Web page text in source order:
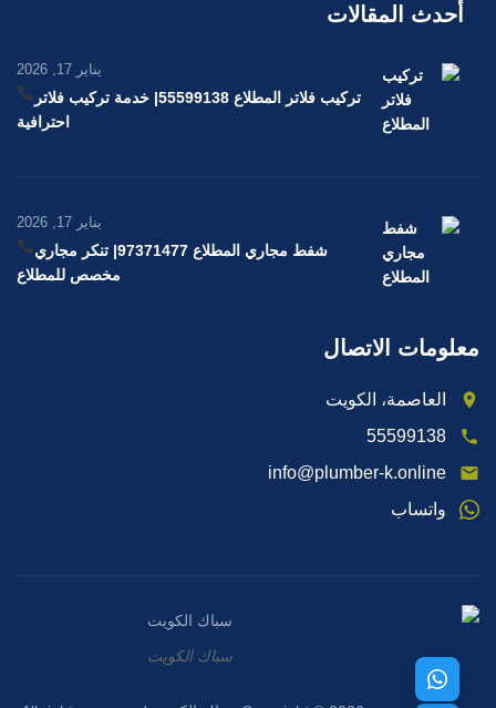
أحدث المقالات
يناير 17, 2026
تركيب فلاتر المطلاع 55599138
| خدمة تركيب فلاتر
احترافية
يناير 17, 2026
شفط مجاري المطلاع 97371477
| تنكر مجاري
مخصص للمطلاع
معلومات الاتصال
العاصمة، الكويت
55599138
info@plumber-k.online
واتساب
سباك الكويت